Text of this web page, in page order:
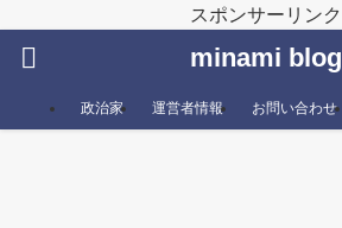
スポンサーリンク
minami blog
政治家 運営者情報 お問い合わせ